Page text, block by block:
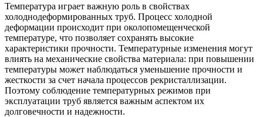
Температура играет важную роль в свойствах
холоднодеформированных труб. Процесс холодной
деформации происходит при околопомещенческой
температуре, что позволяет сохранять высокие
характеристики прочности. Температурные изменения могут
влиять на механические свойства материала: при повышении
температуры может наблюдаться уменьшение прочности и
жесткости за счет начала процессов рекристаллизации.
Поэтому соблюдение температурных режимов при
эксплуатации труб является важным аспектом их
долговечности и надежности.